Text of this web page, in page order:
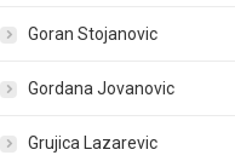
Goran Stojanovic
Gordana Jovanovic
Grujica Lazarevic